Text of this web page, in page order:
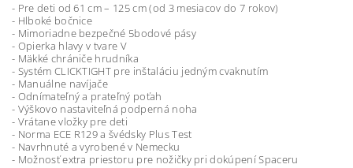
- Pre deti od 61 cm – 125 cm (od 3 mesiacov do 7 rokov)
- Hlboké bočnice
- Mimoriadne bezpečné 5bodové pásy
- Opierka hlavy v tvare V
- Mäkké chrániče hrudníka
- Systém CLICKTIGHT pre inštaláciu jedným cvaknutím
- Manuálne navíjače
- Odnímateľný a prateľný poťah
- Výškovo nastaviteľná podperná noha
- Vrátane vložky pre deti
- Norma ECE R129 a švédsky Plus Test
- Navrhnuté a vyrobené v Nemecku
- Možnosť extra priestoru pre nožičky pri dokúpení Spaceru